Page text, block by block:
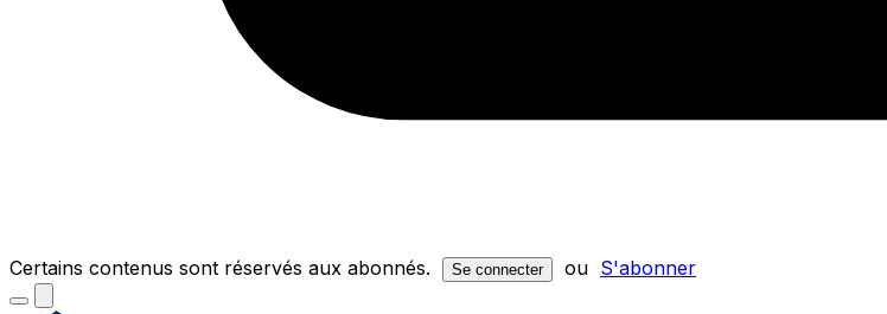
Certains contenus sont réservés aux abonnés. Se connecter ou S'abonner